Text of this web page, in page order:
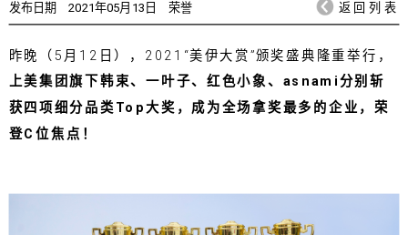
发布日期 2021年05月13日 荣誉 返回列表
昨晚（5月12日），2021“美伊大赏”颁奖盛典隆重举行，
上美集团旗下韩束、一叶子、红色小象、asnami分别斩
获四项细分品类Top大奖，成为全场拿奖最多的企业，荣
登C位焦点！